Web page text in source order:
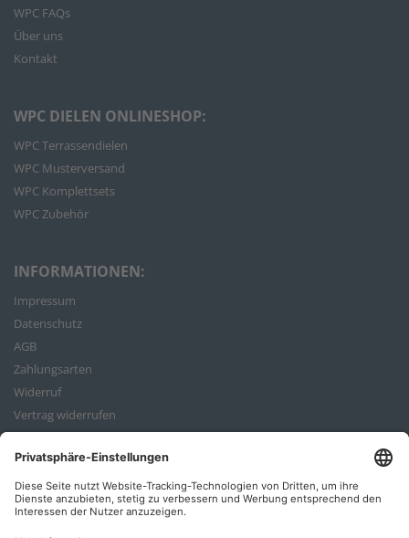
WPC FAQs
Über uns
Kontakt
WPC DIELEN ONLINESHOP:
WPC Terrassendielen
WPC Musterversand
WPC Komplettsets
WPC Zubehör
INFORMATIONEN:
Impressum
Datenschutz
AGB
Zahlungsarten
Widerruf
Vertrag widerrufen
Bestellvorgang
ZAHLUNGSARTEN: